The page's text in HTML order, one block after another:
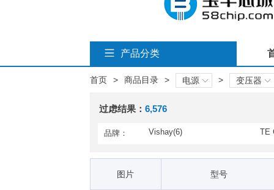
产品分类
首页 > 商品目录 > 电源 > 变压器
过虑结果： 6,576
品牌： Vishay(6)
TE
ectivity(1)
图片 型号